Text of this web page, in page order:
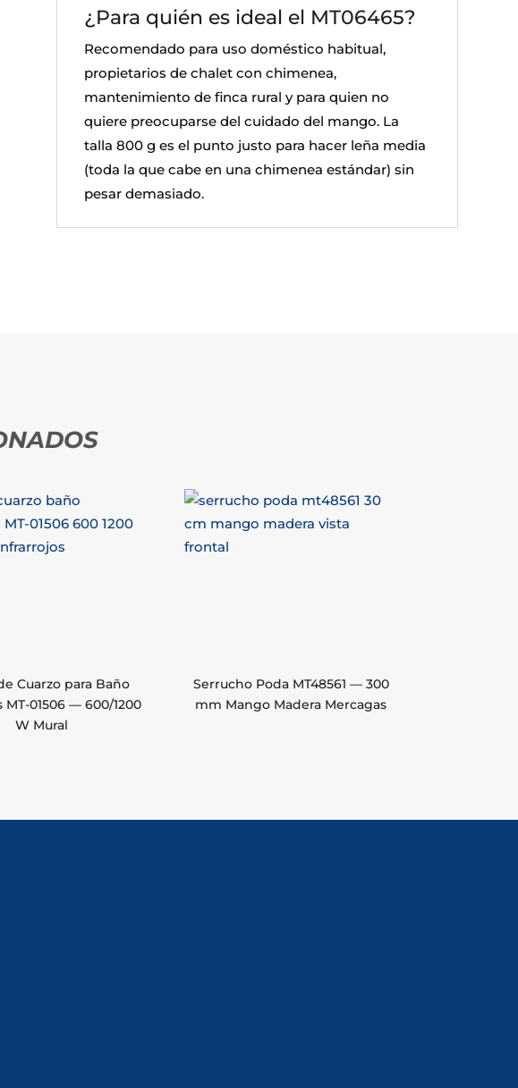
¿Para quién es ideal el MT06465?
Recomendado para uso doméstico habitual,
propietarios de chalet con chimenea,
mantenimiento de finca rural y para quien no
quiere preocuparse del cuidado del mango. La
talla 800 g es el punto justo para hacer leña media
(toda la que cabe en una chimenea estándar) sin
pesar demasiado.
Cuarzo para Baño
MT-01506 — 600/1200
W Mural
Serrucho Poda MT48561 — 300
mm Mango Madera Mercagas